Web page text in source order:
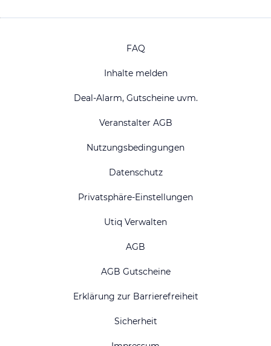
FAQ
Inhalte melden
Deal-Alarm, Gutscheine uvm.
Veranstalter AGB
Nutzungsbedingungen
Datenschutz
Privatsphäre-Einstellungen
Utiq Verwalten
AGB
AGB Gutscheine
Erklärung zur Barrierefreiheit
Sicherheit